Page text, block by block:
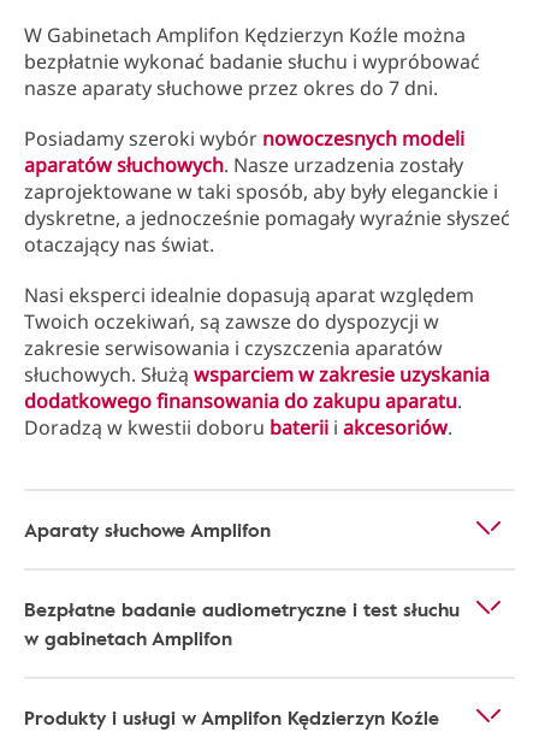
W Gabinetach Amplifon Kędzierzyn Koźle można
bezpłatnie wykonać badanie słuchu i wypróbować
nasze aparaty słuchowe przez okres do 7 dni.
Posiadamy szeroki wybór nowoczesnych modeli
aparatów słuchowych. Nasze urzadzenia zostały
zaprojektowane w taki sposób, aby były eleganckie i
dyskretne, a jednocześnie pomagały wyraźnie słyszeć
otaczający nas świat.
Nasi eksperci idealnie dopasują aparat względem
Twoich oczekiwań, są zawsze do dyspozycji w
zakresie serwisowania i czyszczenia aparatów
słuchowych. Służą wsparciem w zakresie uzyskania
dodatkowego finansowania do zakupu aparatu.
Doradzą w kwestii doboru baterii i akcesoriów.
Aparaty słuchowe Amplifon
Bezpłatne badanie audiometryczne i test słuchu
w gabinetach Amplifon
Produkty i usługi w Amplifon Kędzierzyn Koźle